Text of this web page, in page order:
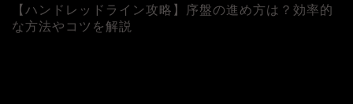
【ハンドレッドライン攻略】序盤の進め方は？効率的
な方法やコツを解説